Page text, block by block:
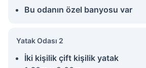
Bu odanın özel banyosu var
Yatak Odası 2
İki kişilik çift kişilik yatak